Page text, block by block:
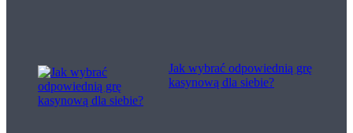
Jak wybrać odpowiednią grę
kasynową dla siebie?